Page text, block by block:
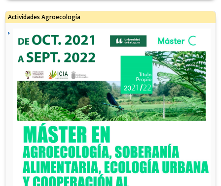
Actividades Agroecología